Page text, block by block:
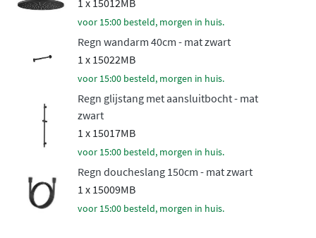
een kwalitatieve coating voor jarenlang gebruiksplezier.
voor 15:00 besteld, morgen in huis.
Regn wandarm 40cm - mat zwart
1 x 15022MB
voor 15:00 besteld, morgen in huis.
Regn glijstang met aansluitbocht - mat
zwart
1 x 15017MB
voor 15:00 besteld, morgen in huis.
Regn doucheslang 150cm - mat zwart
1 x 15009MB
voor 15:00 besteld, morgen in huis.